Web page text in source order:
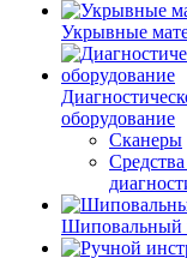
Укрывные
оборудование
Сканеры
Шиповальный